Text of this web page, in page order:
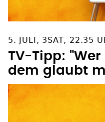
5. JULI, 3SAT, 22.35
TV-Tipp:
dem glaubt